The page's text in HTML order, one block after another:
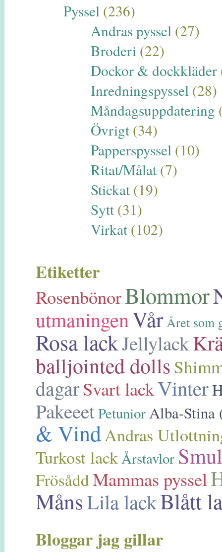
Pyssel (236)
Andras pyssel (27)
Broderi (22)
Dockor & dockkläder
Inredningspyssel (28)
Måndagsuppdatering
Övrigt (34)
Papperspyssel (10)
Ritat/Målat (7)
Stickat (19)
Sytt (31)
Virkat (102)
Etiketter
RosenbönorBlommor
utmaningenVår Året som
Rosa lackJellylack
balljointed dolls
dagarSvart lackVinter
PakeeetPetuniorAlba-Stina
& VindAndras
Turkost lack Årstavlor
FrösåddMammas pyssel
MånsLila lackBlått
Bloggar jag gillar